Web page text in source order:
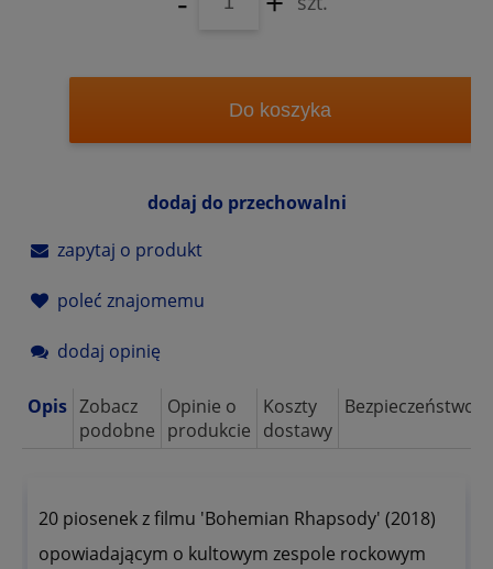
Do koszyka
dodaj do przechowalni
zapytaj o produkt
poleć znajomemu
dodaj opinię
Opis Zobacz
podobne
Opinie o
produkcie
Koszty
dostawy
Bezpieczeństwo
20 piosenek z filmu 'Bohemian Rhapsody' (2018)
opowiadającym o kultowym zespole rockowym